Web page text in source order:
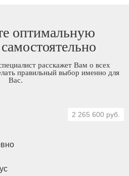
оптимальную
расскажет Вам о всех
правильный выбор именно для
Вас.
2 265 600 руб.